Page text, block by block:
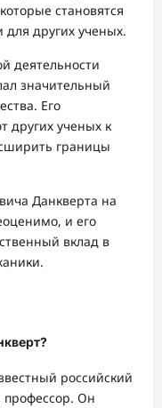
становятся
других ученых.
деятельности
значительный
Его
других ученых к
границы
Данкверта на
и его
вклад в
российский
профессор. Он